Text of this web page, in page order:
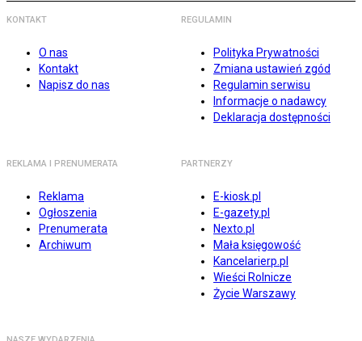
KONTAKT
O nas
Kontakt
Napisz do nas
REGULAMIN
Polityka Prywatności
Zmiana ustawień zgód
Regulamin serwisu
Informacje o nadawcy
Deklaracja dostępności
REKLAMA I PRENUMERATA
Reklama
Ogłoszenia
Prenumerata
Archiwum
PARTNERZY
E-kiosk.pl
E-gazety.pl
Nexto.pl
Mała księgowość
Kancelarierp.pl
Wieści Rolnicze
Życie Warszawy